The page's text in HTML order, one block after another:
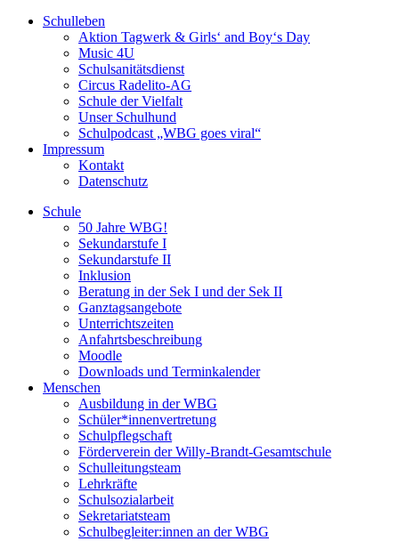
Schulleben
Aktion Tagwerk & Girls‘ and Boy‘s Day
Music 4U
Schulsanitätsdienst
Circus Radelito-AG
Schule der Vielfalt
Unser Schulhund
Schulpodcast „WBG goes viral“
Impressum
Kontakt
Datenschutz
Schule
50 Jahre WBG!
Sekundarstufe I
Sekundarstufe II
Inklusion
Beratung in der Sek I und der Sek II
Ganztagsangebote
Unterrichtszeiten
Anfahrtsbeschreibung
Moodle
Downloads und Terminkalender
Menschen
Ausbildung in der WBG
Schüler*innenvertretung
Schulpflegschaft
Förderverein der Willy-Brandt-Gesamtschule
Schulleitungsteam
Lehrkräfte
Schulsozialarbeit
Sekretariatsteam
Schulbegleiter:innen an der WBG